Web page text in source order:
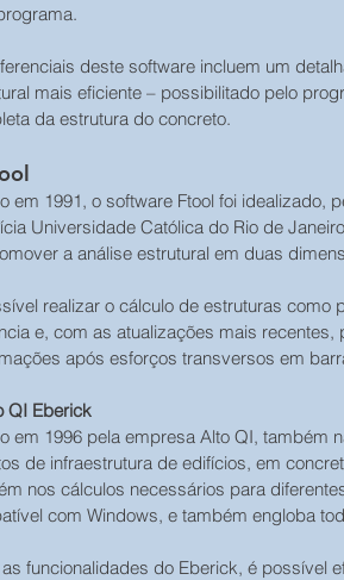
deste software incluem um
mais eficiente – possibilitado pelo
da estrutura do concreto.
em 1991, o software Ftool foi idealizado,
Universidade Católica do Rio de
a análise estrutural em duas
realizar o cálculo de estruturas como
e, com as atualizações mais
após esforços transversos em
QI Eberick
em 1996 pela empresa Alto QI, também
de infraestrutura de edifícios, em
nos cálculos necessários para
com Windows, e também engloba
as funcionalidades do Eberick, é possível